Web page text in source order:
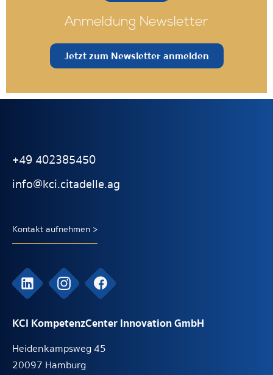
Anmeldung Newsletter
Jetzt zum Newsletter anmelden
+49 402385450
info@kci.citadelle.ag
Kontakt aufnehmen >
KCI KompetenzCenter Innovation GmbH
Heidenkampsweg 45
20097 Hamburg